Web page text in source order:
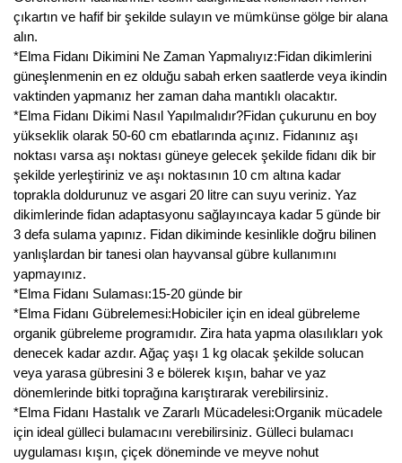
çıkartın ve hafif bir şekilde sulayın ve mümkünse gölge bir alana
alın.
*Elma Fidanı Dikimini Ne Zaman Yapmalıyız:Fidan dikimlerini
güneşlenmenin en ez olduğu sabah erken saatlerde veya ikindin
vaktinden yapmanız her zaman daha mantıklı olacaktır.
*Elma Fidanı Dikimi Nasıl Yapılmalıdır?Fidan çukurunu en boy
yükseklik olarak 50-60 cm ebatlarında açınız. Fidanınız aşı
noktası varsa aşı noktası güneye gelecek şekilde fidanı dik bir
şekilde yerleştiriniz ve aşı noktasının 10 cm altına kadar
toprakla doldurunuz ve asgari 20 litre can suyu veriniz. Yaz
dikimlerinde fidan adaptasyonu sağlayıncaya kadar 5 günde bir
3 defa sulama yapınız. Fidan dikiminde kesinlikle doğru bilinen
yanlışlardan bir tanesi olan hayvansal gübre kullanımını
yapmayınız.
*Elma Fidanı Sulaması:15-20 günde bir
*Elma Fidanı Gübrelemesi:Hobiciler için en ideal gübreleme
organik gübreleme programıdır. Zira hata yapma olasılıkları yok
denecek kadar azdır. Ağaç yaşı 1 kg olacak şekilde solucan
veya yarasa gübresini 3 e bölerek kışın, bahar ve yaz
dönemlerinde bitki toprağına karıştırarak verebilirsiniz.
*Elma Fidanı Hastalık ve Zararlı Mücadelesi:Organik mücadele
için ideal gülleci bulamacını verebilirsiniz. Gülleci bulamacı
uygulaması kışın, çiçek döneminde ve meyve nohut